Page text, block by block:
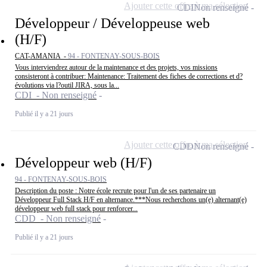
Développeur / Développeuse web
(H/F)
CAT-AMANIA - 94 - FONTENAY-SOUS-BOIS
Vous interviendrez autour de la maintenance et des projets, vos missions
consisteront à contribuer: Maintenance: Traitement des fiches de corrections et d?
évolutions via l?outil JIRA, sous la...
CDI - Non renseigné
Publié il y a 21 jours
CDINon renseigné
Ajouter cette offre à ma sélection
Développeur web (H/F)
94 - FONTENAY-SOUS-BOIS
Description du poste : Notre école recrute pour l'un de ses partenaire un
Développeur Full Stack H/F en alternance.***Nous recherchons un(e) alternant(e)
développeur web full stack pour renforcer...
CDD - Non renseigné
Publié il y a 21 jours
CDDNon renseigné
Ajouter cette offre à ma sélection